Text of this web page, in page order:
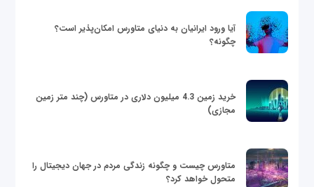
آیا ورود ایرانیان به دنیای متاورس امکان‌پذیر است؟
چگونه؟
خرید زمین 4.3 میلیون دلاری در متاورس (چند متر زمین
مجازی)
متاورس چیست و چگونه زندگی مردم در جهان دیجیتال را
متحول خواهد کرد؟